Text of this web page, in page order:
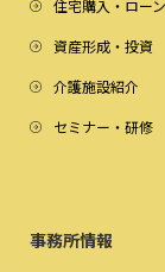
住宅購入・ロー
資産形成・投資
介護施設紹介
セミナー・研修
事務所情報